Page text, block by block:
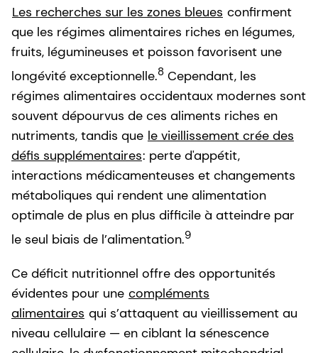
Les recherches sur les zones bleues confirment
que les régimes alimentaires riches en légumes,
fruits, légumineuses et poisson favorisent une
longévité exceptionnelle.8 Cependant, les
régimes alimentaires occidentaux modernes sont
souvent dépourvus de ces aliments riches en
nutriments, tandis que le vieillissement crée des
défis supplémentaires: perte d'appétit,
interactions médicamenteuses et changements
métaboliques qui rendent une alimentation
optimale de plus en plus difficile à atteindre par
le seul biais de l’alimentation.9
Ce déficit nutritionnel offre des opportunités
évidentes pour une compléments
alimentaires qui s’attaquent au vieillissement au
niveau cellulaire — en ciblant la sénescence